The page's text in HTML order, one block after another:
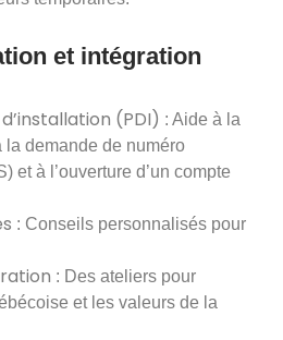
et intégration
(PDI) : Aide à la
la demande de numéro
et à l’ouverture d’un compte
: Conseils personnalisés pour
: Des ateliers pour
et les valeurs de la